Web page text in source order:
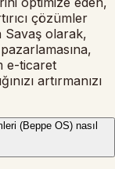
çözümler
Savaş olarak,
e-ticaret
artırmanızı
(Beppe OS) nasıl